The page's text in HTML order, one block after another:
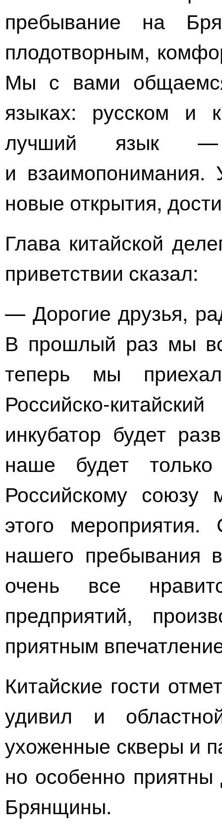
пребывание на
плодотворным,
Мы с вами
языках: русском и
лучший язык
и взаимопонимания.
новые открытия,
Глава китайской
приветствии сказал:
— Дорогие друзья,
В прошлый раз мы
теперь мы
Российско-китайский
инкубатор будет
наше будет только
Российскому союзу
этого
нашего пребывания
очень все
предприятий,
приятным
Китайские гости
удивил и
ухоженные скверы и
но особенно
Брянщины.